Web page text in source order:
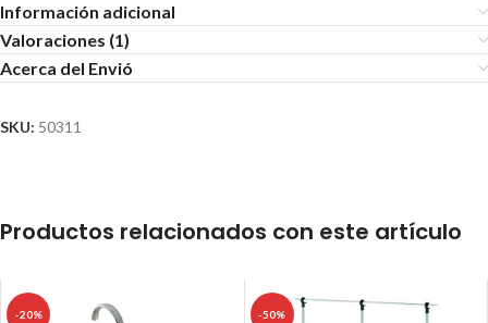
Información adicional
Valoraciones (1)
Acerca del Envió
SKU: 50311
Productos relacionados con este artículo
-20% -50%